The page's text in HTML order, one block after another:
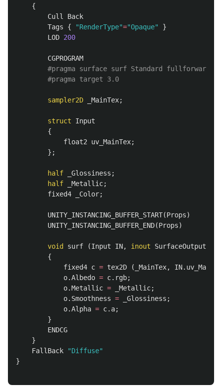
{
Cull
Back
Tags
{ "RenderType"="Opaque"
}
LOD 200
CGPROGRAM
sampler2D _MainTex;
struct
Input
{
float2
uv_MainTex;
};
half _Glossiness ;
half
_Metallic;
fixed4
_Color;
UNITY_INSTANCING_BUFFER_START(Props)
UNITY_INSTANCING_BUFFER_END(Props)
void surf (Input IN, inout
{
fixed4 c = tex2D ( _MainTex, IN.
o.Albedo = c. rgb;
o.Metallic = _Metallic;
o. Smoothness = _Glossiness ;
o.Alpha = c. a;
}
ENDCG
}
FallBack
"Diffuse"
}